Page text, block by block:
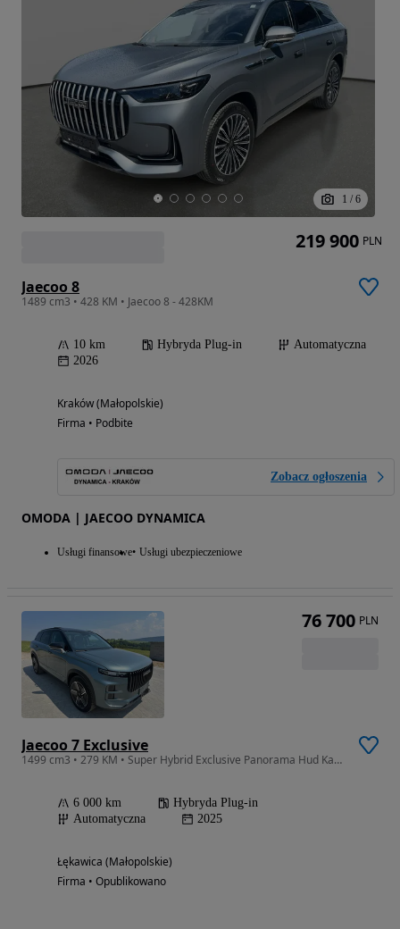
1 / 6
Jaecoo 8
1489 cm3 • 428 KM • Jaecoo 8 - 428KM
10 km Hybryda Plug-in
Automatyczna
2026
Kraków (Małopolskie)
Firma • Podbite
Zobacz ogłoszenia
OMODA | JAECOO DYNAMICA
Usługi finansowe Usługi ubezpieczeniowe
219 900 PLN
Jaecoo 7 Exclusive
1499 cm3 • 279 KM • Super Hybrid Exclusive Panorama Hud Kamery
6 000 km
Hybryda Plug-in
Automatyczna
2025
Łękawica (Małopolskie)
Firma • Opublikowano
76 700 PLN